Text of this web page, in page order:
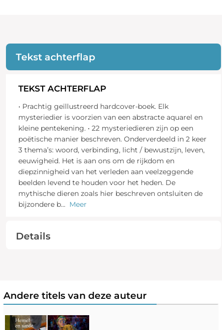
Tekst achterflap
TEKST ACHTERFLAP
• Prachtig geïllustreerd hardcover-boek. Elk
mysteriedier is voorzien van een abstracte aquarel en
kleine pentekening. • 22 mysteriedieren zijn op een
poëtische manier beschreven. Onderverdeeld in 2 keer
3 thema’s: woord, verbinding, licht / bewustzijn, leven,
eeuwigheid. Het is aan ons om de rijkdom en
diepzinnigheid van het verleden aan veelzeggende
beelden levend te houden voor het heden. De
mythische dieren zoals hier beschreven ontsluiten de
bijzondere b... Meer
Details
Andere titels van deze auteur